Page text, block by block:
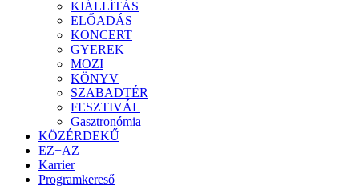
KIÁLLÍTÁS
ELŐADÁS
KONCERT
GYEREK
MOZI
KÖNYV
SZABADTÉR
FESZTIVÁL
Gasztronómia
KÖZÉRDEKŰ
EZ+AZ
Karrier
Programkereső